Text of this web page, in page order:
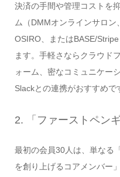
決済の手間や管理コストを
ム（DMMオンラインサロン
OSIRO、またはBASE/
ます。手軽さならクラウド
ォーム、密なコミュニケー
Slackとの連携がおすすめで
2. 「ファーストペン
最初の会員30人は、単なる
を創り上げるコアメンバー